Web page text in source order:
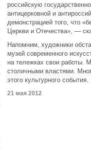
российскую
антицерковной и
демонстрацией того, что
Церкви и Отечества», —
Напомним, художники
музей современного
на тележках свои работы.
столичными властями.
этого культурного события.
21 мая 2012